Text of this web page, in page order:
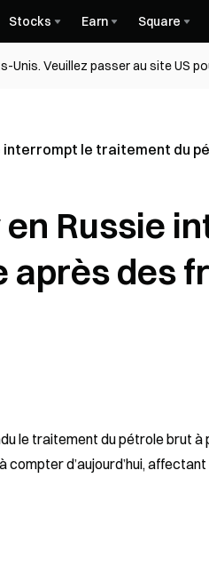
Stocks Earn Square
Veuillez passer au site US
le traitement du
Russie
des
le traitement du pétrole brut à
d’aujourd’hui,